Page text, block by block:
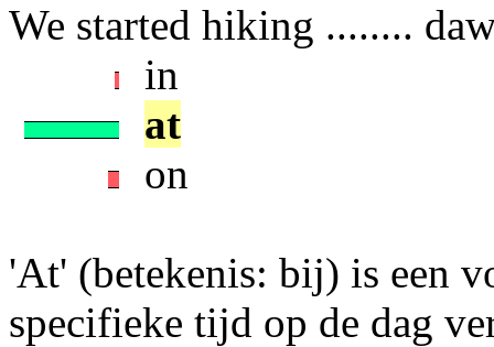
We started hiking ........
in
at
on
'At' (betekenis: bij) is een
specifieke tijd op de dag